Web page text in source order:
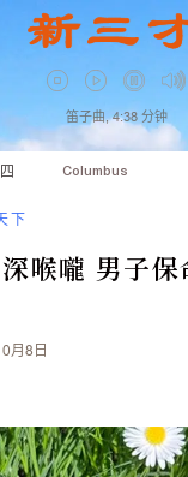
笛子曲, 4:38 分钟
Columbus
下
喉嚨 男子
月8日